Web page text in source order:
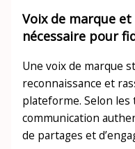
Voix de marque
nécessaire pour
Une voix de marque
reconnaissance et
plateforme. Selon
communication
de partages et